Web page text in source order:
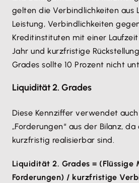
gelten die Verbindlichkeiten aus
Leistung, Verbindlichkeiten
Kreditinstituten mit einer
Jahr und kurzfristige
Grades sollte 10 Prozent nicht
Liquidität 2. Grades
Diese Kennziffer verwendet
„Forderungen“ aus der Bilanz,
kurzfristig realisierbar sind.
Liquidität 2. Grades = (Flüssige
Forderungen) / kurzfristige